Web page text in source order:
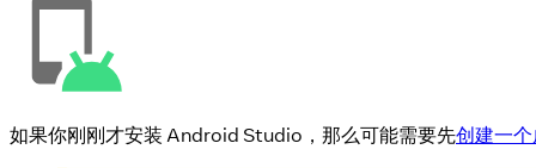
如果你刚刚才安装 Android Studio，那么可能需要先创建一